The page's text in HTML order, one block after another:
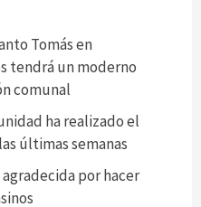
Tomás en
tendrá un moderno
comunal
ha realizado el
últimas semanas
por hacer